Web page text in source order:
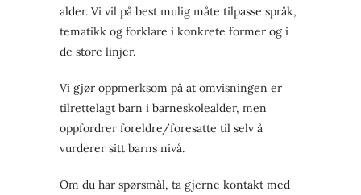
alder. Vi vil på best mulig måte tilpasse språk,
tematikk og forklare i konkrete former og i
de store linjer.
Vi gjør oppmerksom på at omvisningen er
tilrettelagt barn i barneskolealder, men
oppfordrer foreldre/foresatte til selv å
vurderer sitt barns nivå.
Om du har spørsmål, ta gjerne kontakt med